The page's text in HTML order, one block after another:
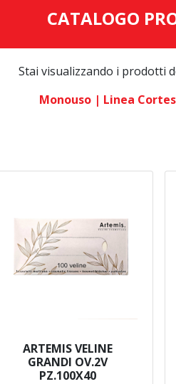
CATALOGO
Stai visualizzando i prodotti
Monouso | Linea
ARTEMIS VELINE
GRANDI OV.2V
PZ.100X40